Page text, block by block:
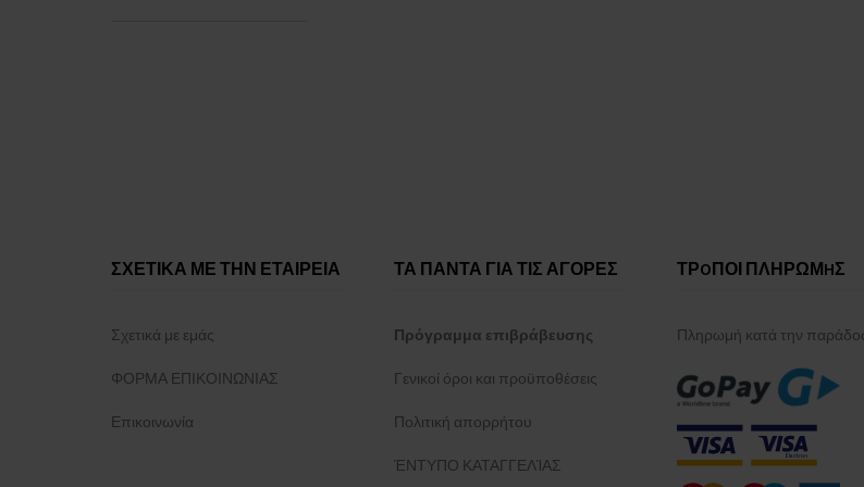
ΣΧΕΤΙΚΑ ΜΕ ΤΗΝ ΕΤΑΙΡΕΙΑ
Σχετικά με εμάς
ΦΟΡΜΑ ΕΠΙΚΟΙΝΩΝΙΑΣ
Επικοινωνία
ΤΑ ΠΑΝΤΑ ΓΙΑ ΤΙΣ ΑΓΟΡΕΣ
Πρόγραμμα επιβράβευσης
Γενικοί όροι και προϋποθέσεις
Πολιτική απορρήτου
ΈΝΤΥΠΟ ΚΑΤΑΓΓΕΛΊΑΣ
ΤΡOΠΟΙ ΠΛΗΡΩΜHΣ
Πληρωμή κατά την